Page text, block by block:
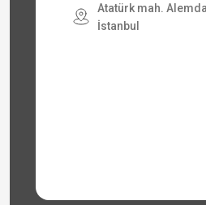
Atatürk mah.
İstanbul